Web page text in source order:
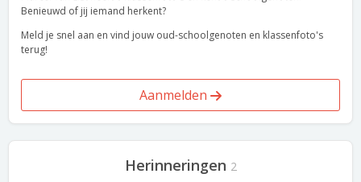
Benieuwd of jij iemand herkent?
Meld je snel aan en vind jouw oud-schoolgenoten en klassenfoto's
terug!
Aanmelden
Herinneringen 2